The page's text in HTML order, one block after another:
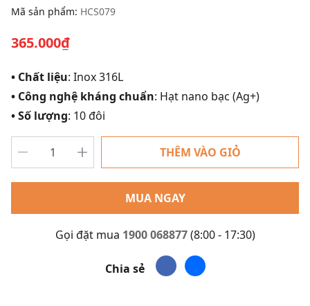
Mã sản phẩm: HCS079
365.000₫
• Chất liệu: Inox 316L
• Công nghệ kháng chuẩn: Hạt nano bạc (Ag+)
• Số lượng: 10 đôi
THÊM VÀO GIỎ
MUA NGAY
Gọi đặt mua 1900 068877(8:00 - 17:30)
Chia sẻ